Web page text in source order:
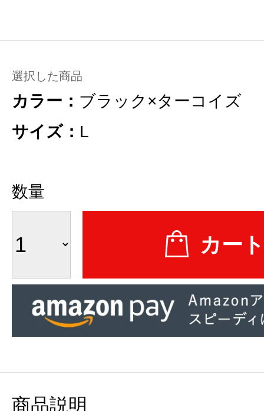
選択した商品
カラー： ブラック×ターコイズ
サイズ： L
数量
商品説明